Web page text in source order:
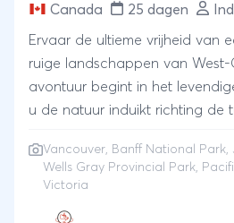
Canada 25 dagen
Ervaar de ultieme vrijheid van
ruige landschappen van
avontuur begint in het
u de natuur induikt richting de
vervolgt de route door het
Provincial Park, om uiteindelijk
Vancouver, Banff National Park,
Wells Gray Provincial Park,
Victoria